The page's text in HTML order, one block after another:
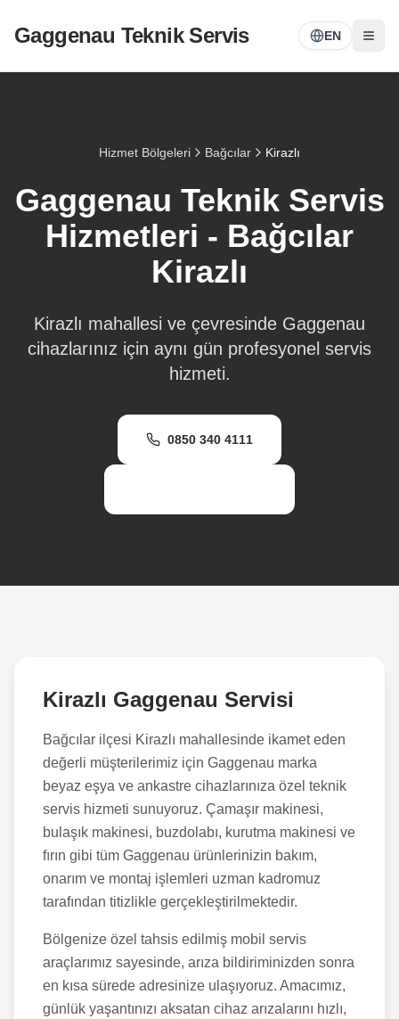
Gaggenau Teknik Servis EN
Hizmet Bölgeleri Bağcılar Kirazlı
Gaggenau Teknik Servis
Hizmetleri - Bağcılar
Kirazlı
Kirazlı mahallesi ve çevresinde Gaggenau
cihazlarınız için aynı gün profesyonel servis
hizmeti.
0850 340 4111
Kirazlı Gaggenau Servisi
Bağcılar ilçesi Kirazlı mahallesinde ikamet eden
değerli müşterilerimiz için Gaggenau marka
beyaz eşya ve ankastre cihazlarınıza özel teknik
servis hizmeti sunuyoruz. Çamaşır makinesi,
bulaşık makinesi, buzdolabı, kurutma makinesi ve
fırın gibi tüm Gaggenau ürünlerinizin bakım,
onarım ve montaj işlemleri uzman kadromuz
tarafından titizlikle gerçekleştirilmektedir.
Bölgenize özel tahsis edilmiş mobil servis
araçlarımız sayesinde, arıza bildiriminizden sonra
en kısa sürede adresinize ulaşıyoruz. Amacımız,
günlük yaşantınızı aksatan cihaz arızalarını hızlı,